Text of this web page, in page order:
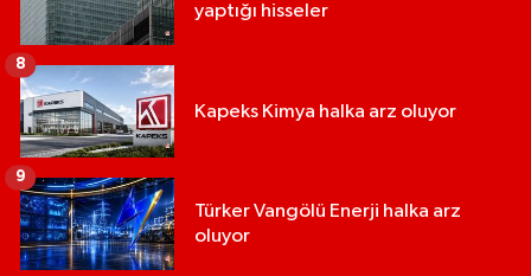
yaptığı hisseler
Kapeks Kimya halka arz oluyor
8
Türker Vangölü Enerji halka arz
oluyor
9